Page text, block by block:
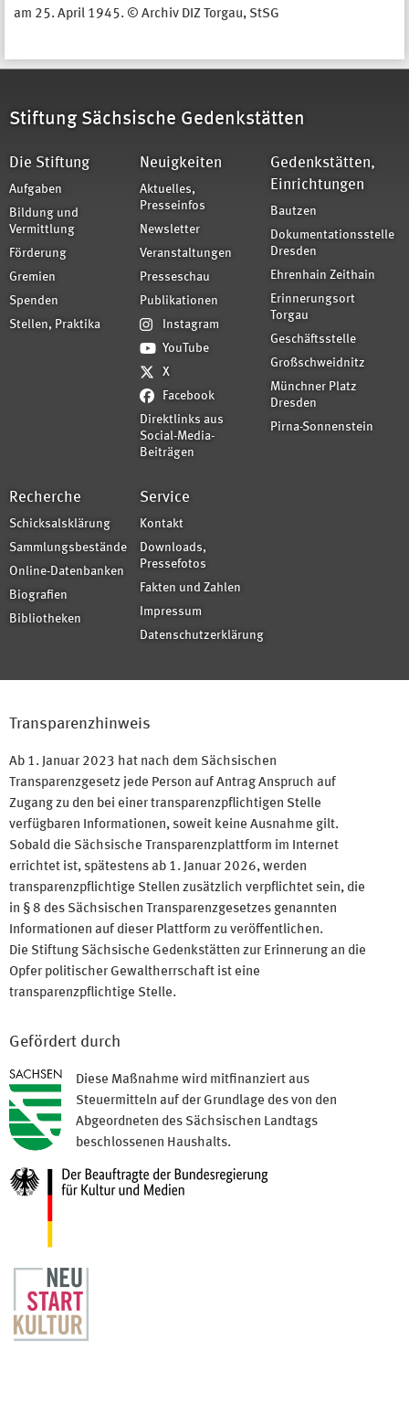
am 25. April 1945. © Archiv DIZ Torgau, StSG
Stiftung Sächsische Gedenkstätten
Die Stiftung
Aufgaben
Bildung und
Vermittlung
Förderung
Gremien
Spenden
Stellen, Praktika
Neuigkeiten
Aktuelles,
Presseinfos
Newsletter
Veranstaltungen
Presseschau
Publikationen
Instagram
YouTube
X
Facebook
Direktlinks aus
Social-Media-
Beiträgen
Gedenkstätten,
Einrichtungen
Bautzen
Dokumentationsstelle
Dresden
Ehrenhain Zeithain
Erinnerungsort
Torgau
Geschäftsstelle
Großschweidnitz
Münchner Platz
Dresden
Pirna-Sonnenstein
Recherche
Schicksalsklärung
Sammlungsbestände
Online-Datenbanken
Biografien
Bibliotheken
Service
Kontakt
Downloads,
Pressefotos
Fakten und Zahlen
Impressum
Datenschutzerklärung
Transparenzhinweis
Ab 1. Januar 2023 hat nach dem Sächsischen
Transparenzgesetz jede Person auf Antrag Anspruch auf
Zugang zu den bei einer transparenzpflichtigen Stelle
verfügbaren Informationen, soweit keine Ausnahme gilt.
Sobald die Sächsische Transparenzplattform im Internet
errichtet ist, spätestens ab 1. Januar 2026, werden
transparenzpflichtige Stellen zusätzlich verpflichtet sein, die
in § 8 des Sächsischen Transparenzgesetzes genannten
Informationen auf dieser Plattform zu veröffentlichen.
Die Stiftung Sächsische Gedenkstätten zur Erinnerung an die
Opfer politischer Gewaltherrschaft ist eine
transparenzpflichtige Stelle.
Gefördert durch
Diese Maßnahme wird mitfinanziert aus
Steuermitteln auf der Grundlage des von den
Abgeordneten des Sächsischen Landtags
beschlossenen Haushalts.